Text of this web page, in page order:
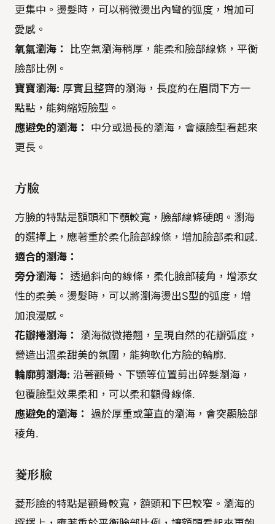
更集中。燙髮時，可以稍微燙出內彎的弧度，增加可
愛感。
氧氣瀏海：
比空氣瀏海稍厚，能柔和臉部線條，平衡
臉部比例。
寶寶瀏海: 厚實且整齊的瀏海，長度約在眉間下方一
點點，能夠縮短臉型。
應避免的瀏海：
中分或過長的瀏海，會讓臉型看起來
更長。
方臉
方臉的特點是額頭和下顎較寬，臉部線條硬朗。瀏海
的選擇上，應著重於柔化臉部線條，增加臉部柔和感.
適合的瀏海：
旁分瀏海：
透過斜向的線條，柔化臉部稜角，增添女
性的柔美。燙髮時，可以將瀏海燙出S型的弧度，增
加浪漫感。
花瓣捲瀏海：
瀏海微微捲翹，呈現自然的花瓣弧度，
營造出溫柔甜美的氛圍，能夠軟化方臉的輪廓.
輪廓剪瀏海: 沿著顴骨、下顎等位置剪出碎髮瀏海，
包覆臉型效果柔和，可以柔和顴骨線條.
應避免的瀏海：
過於厚重或筆直的瀏海，會突顯臉部
稜角.
菱形臉
菱形臉的特點是顴骨較寬，額頭和下巴較窄。瀏海的